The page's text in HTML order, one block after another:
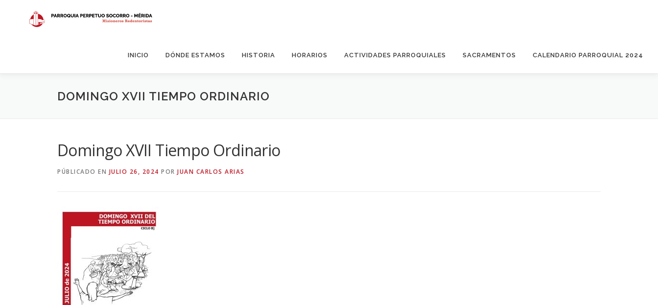
contenido
INICIO DÓNDE ESTAMOS HISTORIA HORARIOS ACTIVIDADES PARROQUIALES SACRAMENTOS CALENDARIO PARROQUIAL 2024
DOMINGO XVII TIEMPO ORDINARIO
Domingo XVII Tiempo Ordinario
PÚBLICADO EN JULIO 26, 2024 POR JUAN CARLOS ARIAS